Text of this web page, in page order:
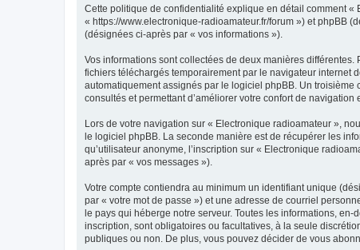
Cette politique de confidentialité explique en détail comment
« https://www.electronique-radioamateur.fr/forum ») et phpBB
(désignées ci-après par « vos informations »).
Vos informations sont collectées de deux manières
fichiers téléchargés temporairement par le navigateur internet
automatiquement assignés par le logiciel phpBB. Un
consultés et permettant d’améliorer votre confort de navigation
Lors de votre navigation sur « Electronique radioamateur »,
le logiciel phpBB. La seconde manière est de récupérer les
qu’utilisateur anonyme, l’inscription sur « Electronique
après par « vos messages »).
Votre compte contiendra au minimum un identifiant unique
par « votre mot de passe ») et une adresse de courriel
le pays qui héberge notre serveur. Toutes les informations,
inscription, sont obligatoires ou facultatives, à la seule
publiques ou non. De plus, vous pouvez décider de vous